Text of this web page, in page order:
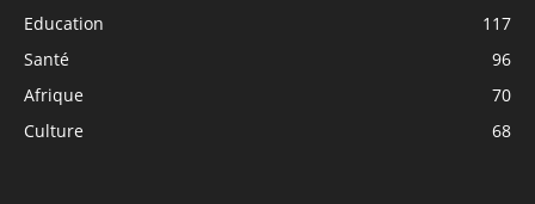
Education
117
Santé
96
Afrique
70
Culture
68